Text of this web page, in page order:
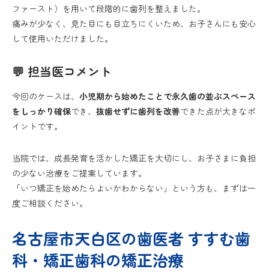
ファースト）を用いて段階的に歯列を整えました。
痛みが少なく、見た目にも目立ちにくいため、お子さんにも安心
して使用いただけました。
💬 担当医コメント
今回のケースは、 小児期から始めたことで永久歯の並ぶスペース
をしっかり確保でき、 抜歯せずに歯列を改善できた点が大きなポ
イントです。
当院では、成長発育を活かした矯正を大切にし、お子さまに負担
の少ない治療をご提案しています。
「いつ矯正を始めたらよいかわからない」という方も、まずは一
度ご相談ください。
名古屋市天白区の歯医者 すすむ歯
科・矯正歯科の矯正治療